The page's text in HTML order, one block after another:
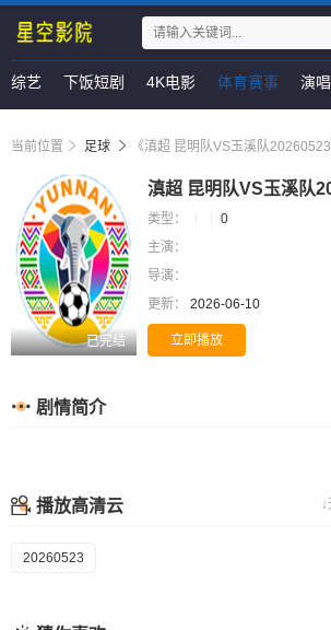
综艺 下饭短剧 4K电影 体育赛事 演
当前位置 足球 《滇超 昆明队VS玉溪队20260523
已完结
滇超 昆明队VS玉溪队
类型：
0
主演：
导演：
更新：
2026-06-10
立即播放
剧情简介
播放高清云
20260523